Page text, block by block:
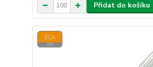
Přidat do košíku